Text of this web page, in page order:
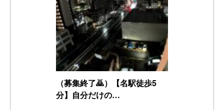
（募集終了🙇）【名駅徒歩5
分】自分だけの…